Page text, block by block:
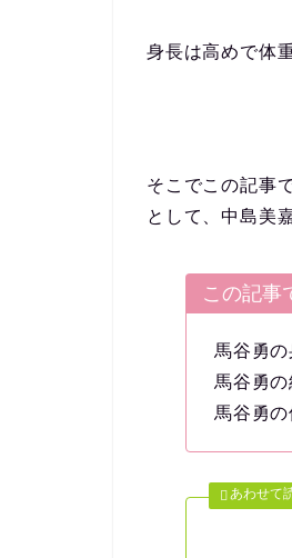
身長は高めで体
そこでこの記事
として、中島美
この記事
馬谷勇
馬谷勇
馬谷勇